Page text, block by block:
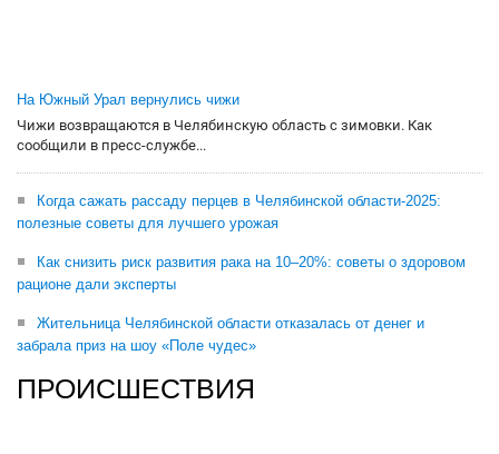
На Южный Урал вернулись чижи
Чижи возвращаются в Челябинскую область с зимовки. Как
сообщили в пресс-службе...
Когда сажать рассаду перцев в Челябинской области-2025:
полезные советы для лучшего урожая
Как снизить риск развития рака на 10–20%: советы о здоровом
рационе дали эксперты
Жительница Челябинской области отказалась от денег и
забрала приз на шоу «Поле чудес»
ПРОИСШЕСТВИЯ